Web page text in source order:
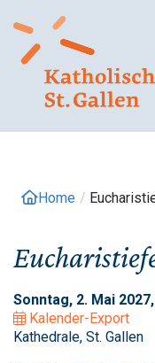
zum
Inhalt
Home /
Sonntag, 2. Mai 2027,
Kalender-Export
Kathedrale, St. Gallen